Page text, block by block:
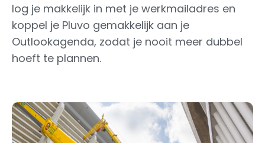
log je makkelijk in met je werkmailadres en
koppel je Pluvo gemakkelijk aan je
Outlookagenda, zodat je nooit meer dubbel
hoeft te plannen.